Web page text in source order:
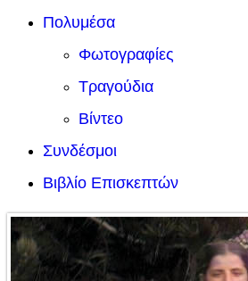
Πολυμέσα
Φωτογραφίες
Τραγούδια
Βίντεο
Συνδέσμοι
Βιβλίο Επισκεπτών